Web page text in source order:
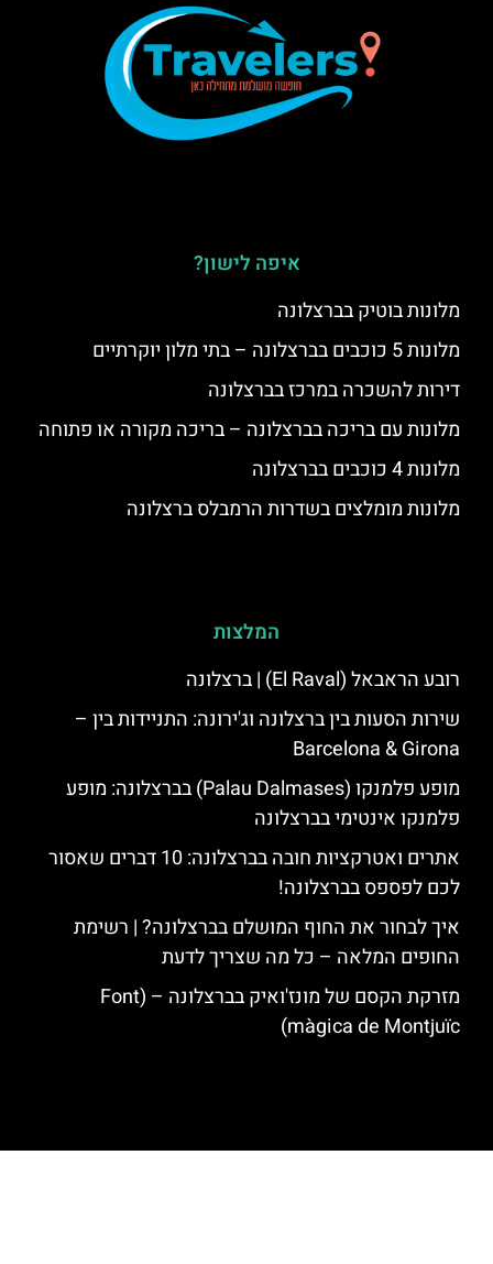
איפה לישון?
מלונות בוטיק בברצלונה
מלונות 5 כוכבים בברצלונה – בתי מלון יוקרתיים
דירות להשכרה במרכז בברצלונה
מלונות עם בריכה בברצלונה – בריכה מקורה או פתוחה
מלונות 4 כוכבים בברצלונה
מלונות מומלצים בשדרות הרמבלס ברצלונה
המלצות
רובע הראבאל (El Raval) | ברצלונה
שירות הסעות בין ברצלונה וג'ירונה: התניידות בין –
Barcelona & Girona
מופע פלמנקו (Palau Dalmases) בברצלונה: מופע
פלמנקו אינטימי בברצלונה
אתרים ואטרקציות חובה בברצלונה: 10 דברים שאסור
לכם לפספס בברצלונה!
איך לבחור את החוף המושלם בברצלונה? | רשימת
החופים המלאה – כל מה שצריך לדעת
מזרקת הקסם של מונז'ואיק בברצלונה – (Font
màgica de Montjuïc)